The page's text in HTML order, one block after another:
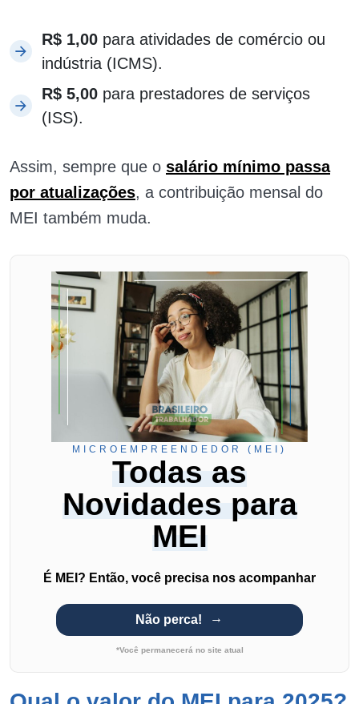
R$ 1,00 para atividades de comércio ou
indústria (ICMS).
R$ 5,00 para prestadores de serviços
(ISS).
Assim, sempre que o salário mínimo passa
por atualizações, a contribuição mensal do
MEI também muda.
MICROEMPREENDEDOR (MEI)
Todas as
Novidades para
MEI
É MEI? Então, você precisa nos acompanhar
Não perca!
*Você permanecerá no site atual